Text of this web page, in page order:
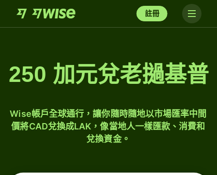
註冊
250 加元兌老撾基普
Wise帳戶全球通行，讓你隨時隨地以市場匯率中間
價將CAD兌換成LAK，像當地人一樣匯款、消費和
兌換資金。